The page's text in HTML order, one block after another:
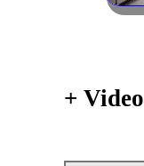
+ Video